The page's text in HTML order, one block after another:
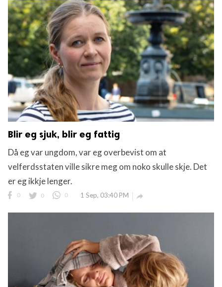
Blir eg sjuk, blir eg fattig
Då eg var ungdom, var eg overbevist om at
velferdsstaten ville sikre meg om noko skulle skje. Det
er eg ikkje lenger.
0 0 0 1 Sep, 03:40 PM 